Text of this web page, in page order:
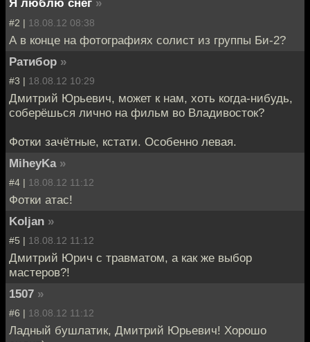
Я люблю снег »
#2 | 18.08.12 08:38
А в конце на фотографиях солист из группы Би-2?
Ратибор »
#3 | 18.08.12 10:29
Дмитрий Юрьевич, может к нам, хоть когда-нибудь,
соберёшься лично на фильм во Владивосток?
Фотки зачётные, кстати. Особенно левая.
MiheyKa »
#4 | 18.08.12 11:12
Фотки атас!
Koljan »
#5 | 18.08.12 11:12
Дмитрий Юрич с травматом, а как же выбор
мастеров?!
1507 »
#6 | 18.08.12 11:12
Ладный бушлатик, Дмитрий Юрьевич! Хорошо